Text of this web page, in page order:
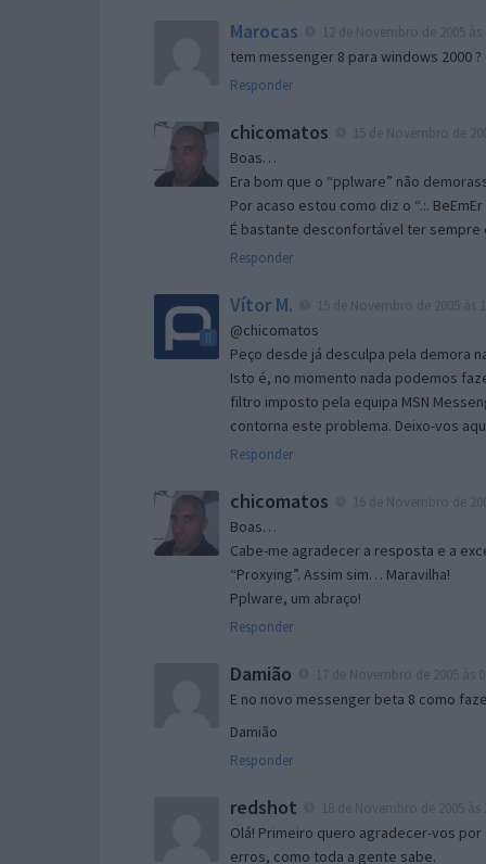
Marocas
tem messenger 8 para windows 2000
Responder
chicomatos
Boas…
Era bom que o “pplware” não
Por acaso estou como diz o “.:.
É bastante desconfortável ter sempre
Responder
Vítor M.
@chicomatos
Peço desde já desculpa pela demora
Isto é, no momento nada podemos
filtro imposto pela equipa MSN
contorna este problema. Deixo-vos
Responder
chicomatos
Boas…
Cabe-me agradecer a resposta e a
“Proxying”. Assim sim… Maravilha!
Pplware, um abraço!
Responder
Damião
E no novo messenger beta 8 como
Damião
Responder
redshot
Olá! Primeiro quero agradecer-vos
erros, como toda a gente sabe.